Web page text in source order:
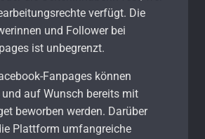
verfügt. Die
und Follower bei
ist unbegrenzt.
Fanpages können
auf Wunsch bereits mit
beworben werden. Darüber
Plattform umfangreiche